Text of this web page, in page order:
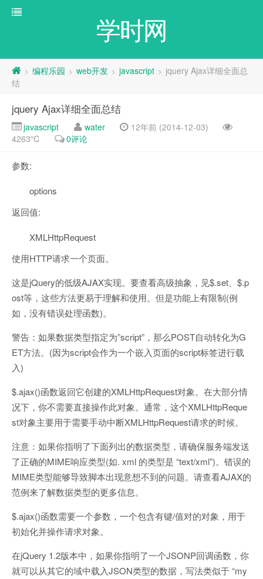
学时网
> 编程乐园 > web开发 > javascript > jquery Ajax详细全面总
结
jquery Ajax详细全面总结
javascript water
12年前 (2014-12-03)
4263℃
0评论
参数:
options
返回值:
XMLHttpRequest
使用HTTP请求一个页面。
这是jQuery的低级AJAX实现。要查看高级抽象，见$.set、$.p
ost等，这些方法更易于理解和使用。但是功能上有限制(例
如，没有错误处理函数)。
警告：如果数据类型指定为”script”，那么POST自动转化为G
ET方法。(因为script会作为一个嵌入页面的script标签进行载
入)
$.ajax()函数返回它创建的XMLHttpRequest对象。在大部分情
况下，你不需要直接操作此对象。通常，这个XMLHttpReque
st对象主要用于需要手动中断XMLHttpRequest请求的时候。
注意：如果你指明了下面列出的数据类型，请确保服务端发送
了正确的MIME响应类型(如. xml 的类型是 “text/xml”)。错误的
MIME类型能够导致脚本出现意想不到的问题。请查看AJAX的
范例来了解数据类型的更多信息。
$.ajax()函数需要一个参数，一个包含有键/值对的对象，用于
初始化并操作请求对象。
在jQuery 1.2版本中，如果你指明了一个JSONP回调函数，你
就可以从其它的域中载入JSON类型的数据，写法类似于 “my